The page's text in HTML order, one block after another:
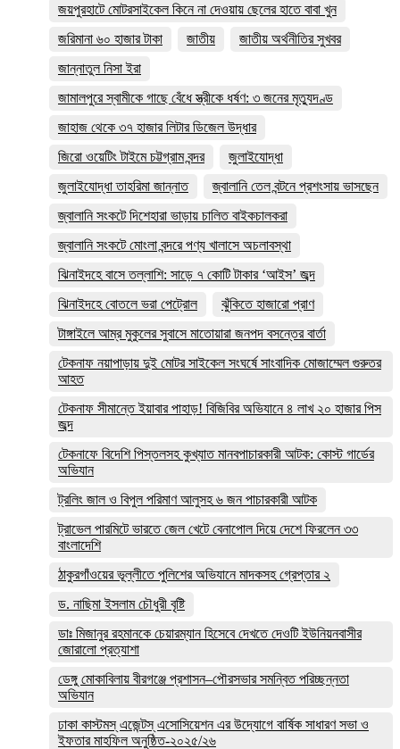
জয়পুরহাটে মোটরসাইকেল কিনে না দেওয়ায় ছেলের হাতে বাবা খুন
জরিমানা ৬০ হাজার টাকা
জাতীয়
জাতীয় অর্থনীতির সুখবর
জান্নাতুল নিসা ইরা
জামালপুরে স্বামীকে গাছে বেঁধে স্ত্রীকে ধর্ষণ: ৩ জনের মৃত্যুদণ্ড
জাহাজ থেকে ৩৭ হাজার লিটার ডিজেল উদ্ধার
জিরো ওয়েটিং টাইমে চট্টগ্রাম বন্দর
জুলাইযোদ্ধা
জুলাইযোদ্ধা তাহরিমা জান্নাত
জ্বালানি তেল বন্টনে প্রশংসায় ভাসছেন
জ্বালানি সংকটে দিশেহারা ভাড়ায় চালিত বাইকচালকরা
জ্বালানি সংকটে মোংলা বন্দরে পণ্য খালাসে অচলাবস্থা
ঝিনাইদহে বাসে তল্লাশি: সাড়ে ৭ কোটি টাকার ‘আইস’ জব্দ
ঝিনাইদহে বোতলে ভরা পেট্রোল
ঝুঁকিতে হাজারো প্রাণ
টাঙ্গাইলে আম্র মুকুলের সুবাসে মাতোয়ারা জনপদ বসন্তের বার্তা
টেকনাফ নয়াপাড়ায় দুই মোটর সাইকেল সংঘর্ষে সাংবাদিক মোজাম্মেল গুরুতর
আহত
টেকনাফ সীমান্তে ইয়াবার পাহাড়! বিজিবির অভিযানে ৪ লাখ ২০ হাজার পিস
জব্দ
টেকনাফে বিদেশি পিস্তলসহ কুখ্যাত মানবপাচারকারী আটক: কোস্ট গার্ডের
অভিযান
ট্রলিং জাল ও বিপুল পরিমাণ আলুসহ ৬ জন পাচারকারী আটক
ট্রাভেল পারমিটে ভারতে জেল খেটে বেনাপোল দিয়ে দেশে ফিরলেন ৩৩
বাংলাদেশি
ঠাকুরগাঁওয়ের ভূল্লীতে পুলিশের অভিযানে মাদকসহ গ্রেপ্তার ২
ড. নাছিমা ইসলাম চৌধুরী বৃষ্টি
ডাঃ মিজানুর রহমানকে চেয়ারম্যান হিসেবে দেখতে দেওটি ইউনিয়নবাসীর
জোরালো প্রত্যাশা
ডেঙ্গু মোকাবিলায় বীরগঞ্জে প্রশাসন–পৌরসভার সমন্বিত পরিচ্ছন্নতা
অভিযান
ঢাকা কাস্টমস্ এজেন্টস্ এসোসিয়েশন এর উদ্যোগে বার্ষিক সাধারণ সভা ও
ইফতার মাহফিল অনুষ্ঠিত-২০২৫/২৬